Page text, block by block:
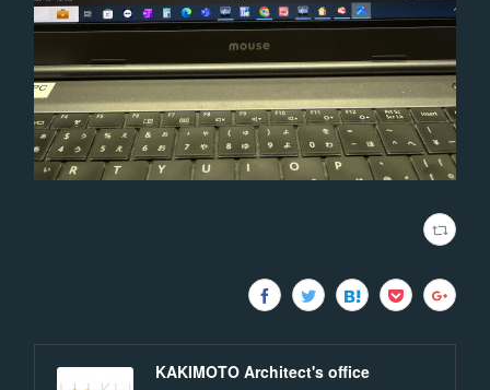
KAKIMOTO Architect's office